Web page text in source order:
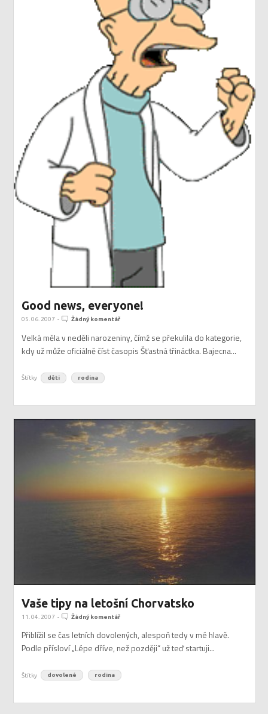
Good news, everyone!
05. 06. 2007- Žádný komentář
Velká měla v neděli narozeniny, čímž se překulila do kategorie,
kdy už může oficiálně číst časopis Šťastná třináctka. Bajecna...
Štítky děti rodina
Vaše tipy na letošní Chorvatsko
11. 04. 2007- Žádný komentář
Přiblížil se čas letních dovolených, alespoň tedy v mé hlavě.
Podle přísloví „Lépe dříve, než později“ už teď startuji...
Štítky dovolené rodina